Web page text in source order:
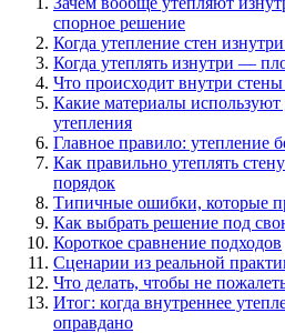
спорное решение
Когда утепление стен
Когда утеплять изнутри —
Что происходит внутри
Какие материалы используют
утепления
Главное правило: утепление
Как правильно утеплять
порядок
Типичные ошибки, которые
Как выбрать решение под
Короткое сравнение подходов
Сценарии из реальной
Что делать, чтобы не
Итог: когда внутреннее
оправдано